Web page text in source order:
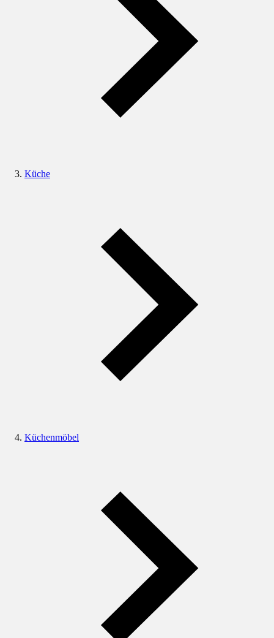
Küche
Küchenmöbel